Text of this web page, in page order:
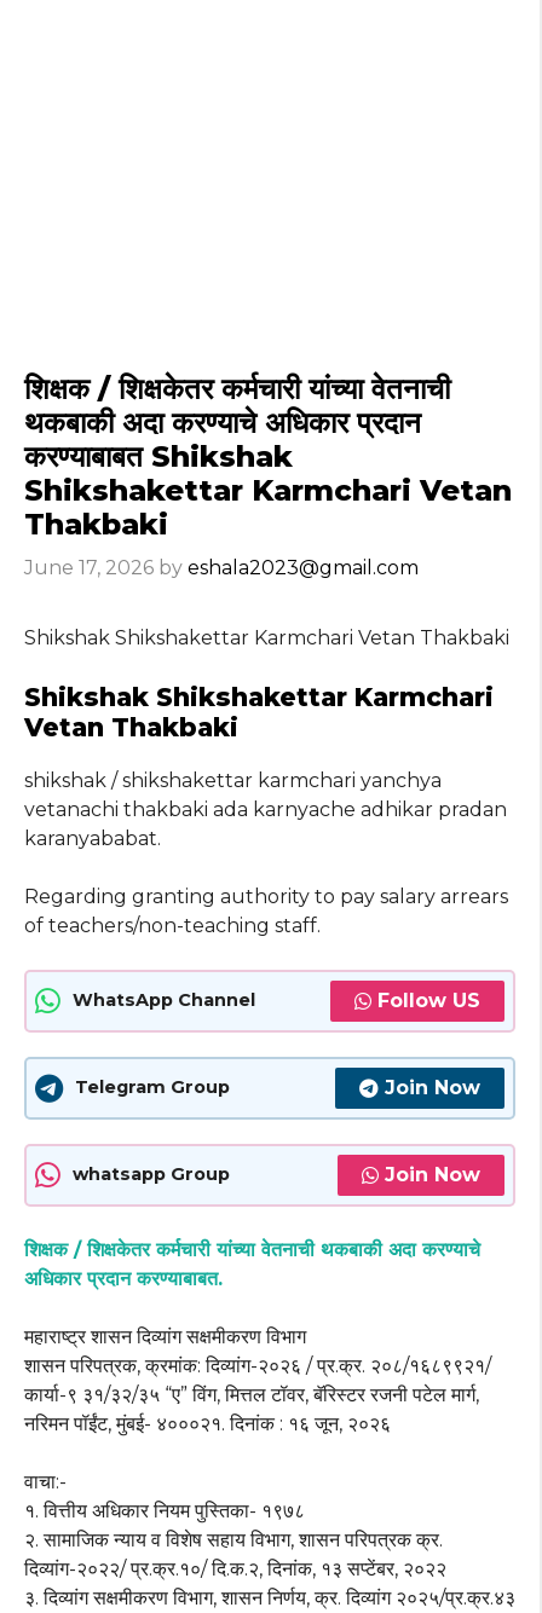
शिक्षक / शिक्षकेतर कर्मचारी यांच्या वेतनाची
थकबाकी अदा करण्याचे अधिकार प्रदान
करण्याबाबत Shikshak
Shikshakettar Karmchari Vetan
Thakbaki
June 17, 2026 by eshala2023@gmail.com
Shikshak Shikshakettar Karmchari Vetan Thakbaki
Shikshak Shikshakettar Karmchari
Vetan Thakbaki
shikshak / shikshakettar karmchari yanchya
vetanachi thakbaki ada karnyache adhikar pradan
karanyababat.
Regarding granting authority to pay salary arrears
of teachers/non-teaching staff.
WhatsApp Channel Follow US
Telegram Group Join Now
whatsapp Group Join Now
शिक्षक / शिक्षकेतर कर्मचारी यांच्या वेतनाची थकबाकी अदा करण्याचे
अधिकार प्रदान करण्याबाबत.
महाराष्ट्र शासन दिव्यांग सक्षमीकरण विभाग
शासन परिपत्रक, क्रमांक: दिव्यांग-२०२६ / प्र.क्र. २०८/१६८९९२१/
कार्या-९ ३१/३२/३५ “ए” विंग, मित्तल टॉवर, बॅरिस्टर रजनी पटेल मार्ग,
नरिमन पॉईंट, मुंबई- ४०००२१. दिनांक : १६ जून, २०२६
वाचा:-
१. वित्तीय अधिकार नियम पुस्तिका- १९७८
२. सामाजिक न्याय व विशेष सहाय विभाग, शासन परिपत्रक क्र.
दिव्यांग-२०२२/ प्र.क्र.१०/ दि.क.२, दिनांक, १३ सप्टेंबर, २०२२
३. दिव्यांग सक्षमीकरण विभाग, शासन निर्णय, क्र. दिव्यांग २०२५/प्र.क्र.४३